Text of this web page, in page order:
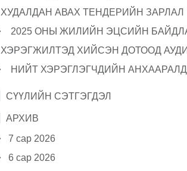
ХУДАЛДАН АВАХ ТЕНДЕРИЙН ЗАРЛАЛ
2025 ОНЫ ЖИЛИЙН ЭЦСИЙН
ХЭРЭГЖИЛТЭД ХИЙСЭН ДОТООД
НИЙТ ХЭРЭГЛЭГЧДИЙН АНХААРАЛД
СҮҮЛИЙН СЭТГЭГДЭЛ
АРХИВ
7 сар 2026
6 сар 2026